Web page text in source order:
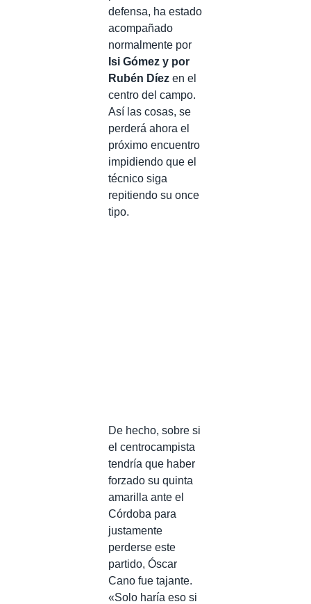
defensa, ha estado
acompañado
normalmente por
Isi Gómez y por
Rubén Díez en el
centro del campo.
Así las cosas, se
perderá ahora el
próximo encuentro
impidiendo que el
técnico siga
repitiendo su once
tipo.
De hecho, sobre si
el centrocampista
tendría que haber
forzado su quinta
amarilla ante el
Córdoba para
justamente
perderse este
partido, Óscar
Cano fue tajante.
«Solo haría eso si